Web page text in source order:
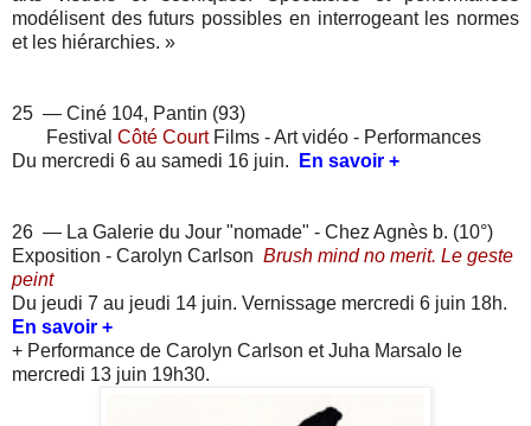
modélisent des futurs possibles en interrogeant les normes
et les hiérarchies. »
25 — Ciné 104, Pantin (93)
Festival Côté CourtFilms - Art vidéo - Performances
Du mercredi 6 au samedi 16 juin.
En savoir +
26 — La Galerie du Jour "nomade" - Chez Agnès b. (10°)
Exposition - Carolyn Carlson Brush mind no merit. Le geste
peint
Du jeudi 7 au jeudi 14 juin. Vernissage mercredi 6 juin 18h.
En savoir +
+ Performance de Carolyn Carlson et Juha Marsalo le
mercredi 13 juin 19h30.